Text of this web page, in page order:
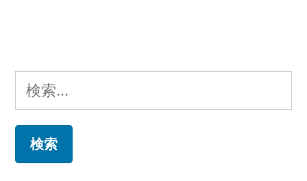
ー
シ
ョ
ン
検
索: